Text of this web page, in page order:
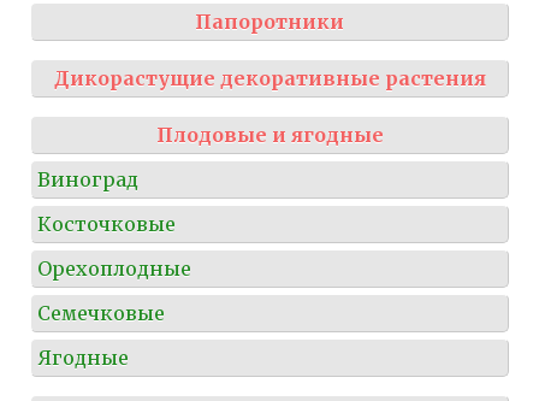
Папоротники
Дикорастущие декоративные растения
Плодовые и ягодные
Виноград
Косточковые
Орехоплодные
Семечковые
Ягодные